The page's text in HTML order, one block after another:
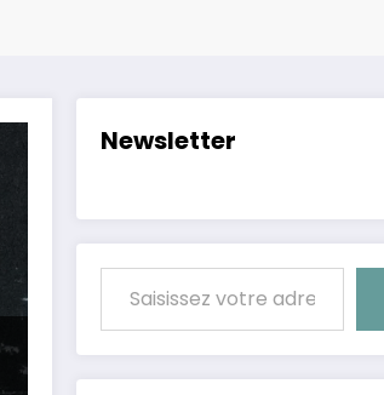
Newsletter
Saisissez votre adresse e-mail…